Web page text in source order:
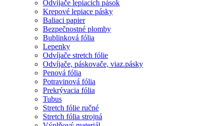
Odvíjače lepiacich pások
Krepové lepiace pásky
Baliaci papier
Bezpečnostné plomby
Bublinková fólia
Lepenky
Odvíjače stretch fólie
Odvíjače, páskovače, viaz.pásky
Penová fólia
Potravinová fólia
Prekrývacia fólia
Tubus
Stretch fólie ručné
Stretch fólia strojná